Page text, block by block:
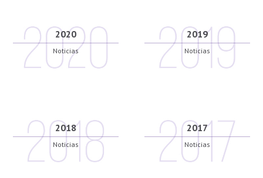
2020
Noticias
2019
Noticias
2018
Noticias
2017
Noticias